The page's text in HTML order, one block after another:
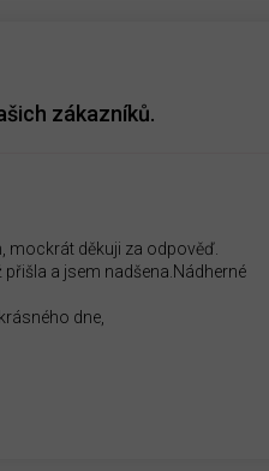
zákazníků.
mockrát děkuji za odpověď.
přišla a jsem nadšena.Nádherné
dne,